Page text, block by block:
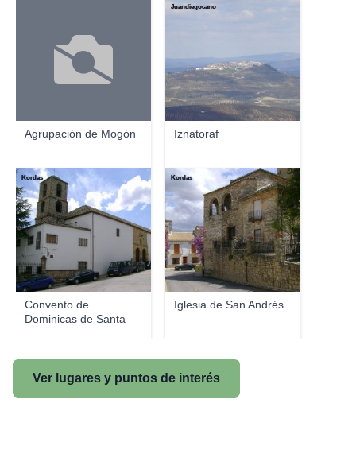
Agrupación de Mogón Iznatoraf
Juandiegocano
Convento de
Dominicas de Santa
Kordas
Iglesia de San Andrés
Kordas
Ver lugares y puntos de interés